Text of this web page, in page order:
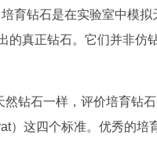
培育钻石是在实验室中模
的真正钻石。它们并非仿
然钻石一样，评价培育钻
）这四个标准。优秀的